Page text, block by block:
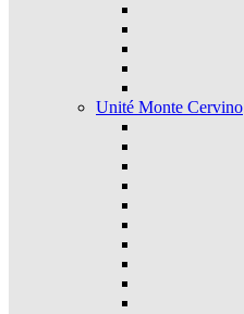
Unité Monte Cervino